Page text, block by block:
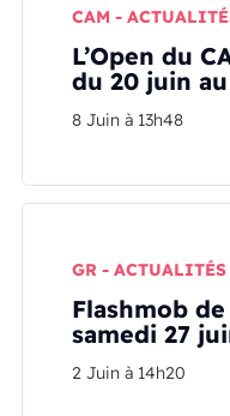
CAM -
L’Open du
du 20 juin
8 Juin à 13h48
GR - ACTUALITÉS
Flashmob
samedi 27
2 Juin à 14h20